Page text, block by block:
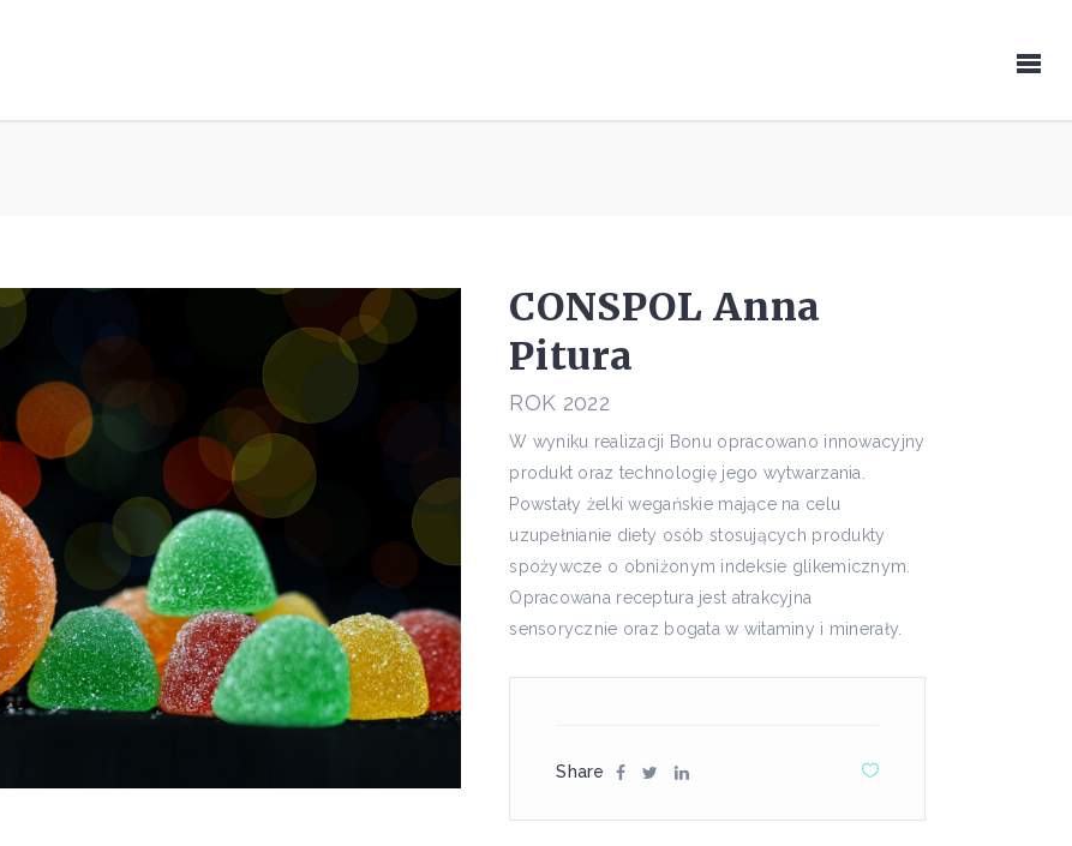
CONSPOL Anna
Pitura
ROK 2022
W wyniku realizacji Bonu opracowano innowacyjny
produkt oraz technologię jego wytwarzania.
Powstały żelki wegańskie mające na celu
uzupełnianie diety osób stosujących produkty
spożywcze o obniżonym indeksie glikemicznym.
Opracowana receptura jest atrakcyjna
sensorycznie oraz bogata w witaminy i minerały.
Share